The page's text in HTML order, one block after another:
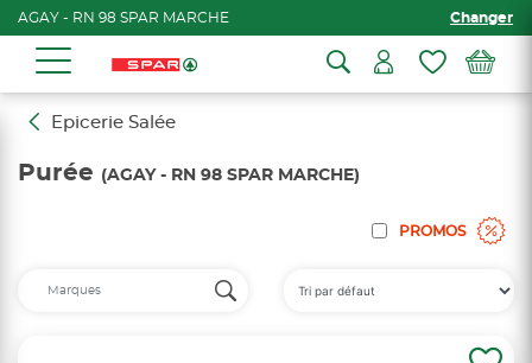
AGAY - RN 98 SPAR MARCHE Changer
Epicerie Salée
Purée (AGAY - RN 98 SPAR MARCHE)
PROMOS